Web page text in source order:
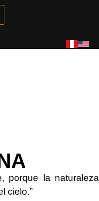
porque la naturaleza
cielo.”